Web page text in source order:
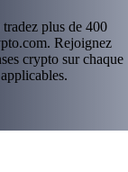
plus de 400
Rejoignez
crypto sur chaque